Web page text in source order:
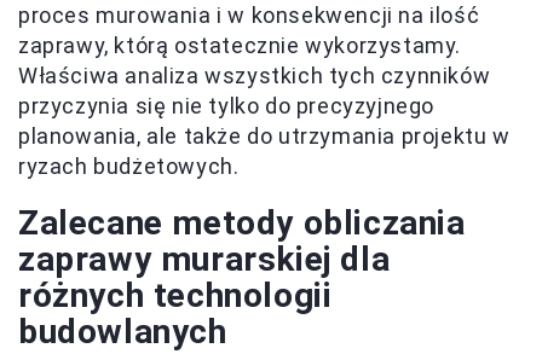
proces murowania i w konsekwencji na ilość
zaprawy, którą ostatecznie wykorzystamy.
Właściwa analiza wszystkich tych czynników
przyczynia się nie tylko do precyzyjnego
planowania, ale także do utrzymania projektu w
ryzach budżetowych.
Zalecane metody obliczania
zaprawy murarskiej dla
różnych technologii
budowlanych